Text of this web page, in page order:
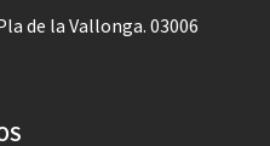
de la Vallonga. 03006